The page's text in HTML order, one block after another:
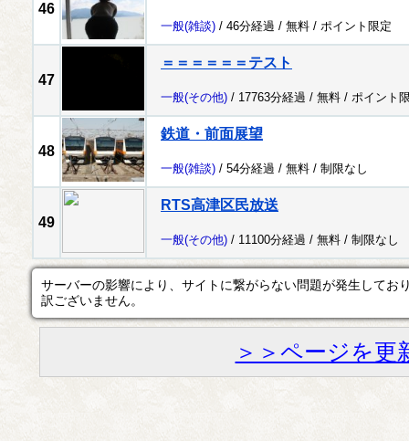
46
一般(雑談) / 46分経過 / 無料 / ポイント限定
47
＝＝＝＝＝＝テスト
一般(その他) / 17763分経過 / 無料 / ポイント
48
鉄道・前面展望
一般(雑談) / 54分経過 / 無料 / 制限なし
49
RTS高津区民放送
一般(その他) / 11100分経過 / 無料 / 制限なし
サーバーの影響により、サイトに繋がらない問題が発生してお
訳ございません。
＞＞ページを更